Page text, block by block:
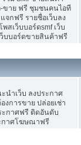
ขาย ฟรี ชุมชนคนไอที
กฟรี รายชื่อเว็บลง
สเว็บบอร์ดsmf เว็บ
บบอร์ดขายสินค้าฟรี
นำเว็บ ลงประกาศ
งการขาย ปล่อยเช่า
ะกาศฟรี ติดอันดับ
กาศโฆษณาฟรี